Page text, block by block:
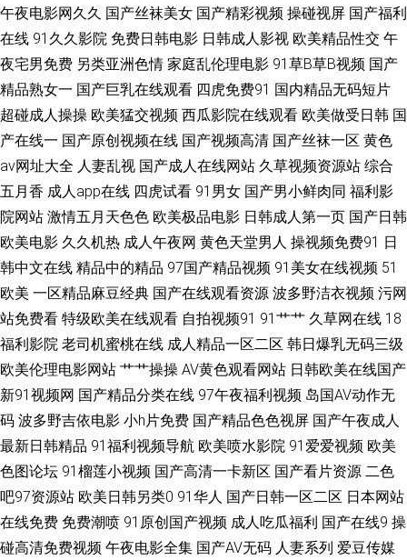
毛片 91社在线 97资源色 成人Aⅴ视频 黄色超鹏 欧美性爱五月网址 亚洲色图
99爱99操 www久草com 都市激激情 黑丝91国产 国产女高中精品 久久不卡
欧美浮力第一页 91视频国在 超碰人人乐 黄色高清免费网站 男人天堂a 天堂
av福利 亚洲免费黄色网止 91最新国产视频 91色色福利视频 91操人视频 AV
天堂电影院 韩国青草在线视频 欧美性爱第二页 日韩欧美色色 日本黄色永久
视频 日韩高清成人AV 色香蕉伊人 日韩综合色图 人妻自拍色图 日本亚洲中文
三级文学天堂 三级片AV网站 日本性爱自拍 三级成人日韩 日韩三级片免费看
黄 久久rp 久久性交网 日本色色影院 日韩透B 日本综合色网 人人射超碰 性爱
中日精品 国成精品九区 人人爱av 91地址网址 韩国日逼无码 欧美成人综合
欧美自拍视频 伊人AⅤ大香蕉 91n免费在线 亚洲丝袜天堂在线 91社视频网
www99久热 91在线性爱影院 91素人在线观看 91软件网战试看 91视频综合
午夜电影网久久 国产丝袜美女 国产精彩视频 操碰视屏 国产福利
在线 91久久影院 免费日韩电影 日韩成人影视 欧美精品性交 午
夜宅男免费 另类亚洲色情 家庭乱伦理电影 91草B草B视频 国产
精品熟女一 国产巨乳在线观看 四虎免费91 国内精品无码短片
超碰成人操操 欧美猛交视频 西瓜影院在线观看 欧美做受日韩 国
产在线一 国产原创视频在线 国产视频高清 国产丝袜一区 黄色
av网址大全 人妻乱视 国产成人在线网站 久草视频资源站 综合
五月香 成人app在线 四虎试看 91男女 国产男小鲜肉同 福利影
院网站 激情五月天色色 欧美极品电影 日韩成人第一页 国产日韩
欧美电影 久久机热 成人午夜网 黄色天堂男人 操视频免费91 日
韩中文在线 精品中的精品 97国产精品视频 91美女在线视频 51
欧美 一区精品麻豆经典 国产在线观看资源 波多野洁衣视频 污网
站免费看 特级欧美在线观看 自拍视频91 91艹艹 久草网在线 18
福利影院 老司机蜜桃在线 成人精品一区二区 韩日爆乳无码三级
欧美伦理电影网站 艹艹操操 AV黄色观看网站 日韩欧美在线国产
新91视频网 国产精品分类在线 97午夜福利视频 岛国AV动作无
码 波多野吉依电影 小h片免费 国产精品色色视屏 国产午夜成人
最新日韩精品 91福利视频导航 欧美喷水影院 91爱爱视频 欧美
色图论坛 91榴莲小视频 国产高清一卡新区 国产看片资源 二色
吧97资源站 欧美日韩另类0 91华人 国产日韩一区二区 日本网站
在线免费 免费潮喷 91原创国产视频 成人吃瓜福利 国产在线9 操
碰高清免费视频 午夜电影全集 国产AV无码 人妻系列 爱豆传媒